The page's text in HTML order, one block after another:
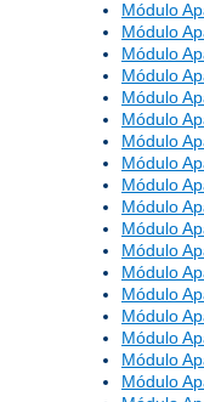
Módulo
Módulo
Módulo
Módulo
Módulo
Módulo
Módulo
Módulo
Módulo
Módulo
Módulo
Módulo
Módulo
Módulo
Módulo
Módulo
Módulo
Módulo